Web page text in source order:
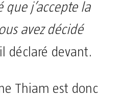
j’accepte la
avez décidé
déclaré devant.
Thiam est donc